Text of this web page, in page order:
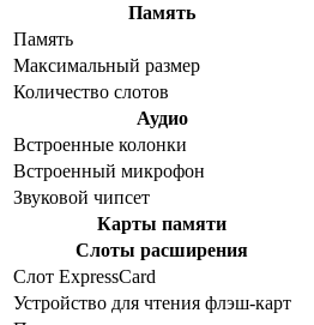
Память
Память
Максимальный размер
Количество слотов
Аудио
Встроенные колонки
Встроенный микрофон
Звуковой чипсет
Карты памяти
Слоты расширения
Слот ExpressCard
Устройство для чтения флэш-карт